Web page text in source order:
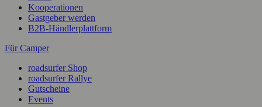
Kooperationen
Gastgeber werden
B2B-Händlerplattform
Für Camper
roadsurfer Shop
roadsurfer Rallye
Gutscheine
Events